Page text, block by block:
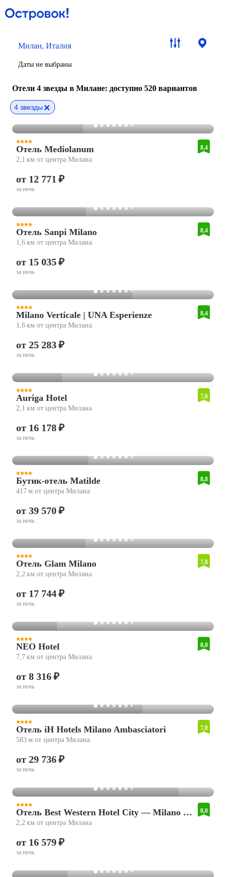
Милан, Италия
Даты не выбраны
Отели 4 звезды в Милане: доступно 520 вариантов
4 звезды
Отель Mediolanum
2,1 км от центра Милана
8,4
от 12 771 ₽
за ночь
Отель Sanpi Milano
1,6 км от центра Милана
8,4
от 15 035 ₽
за ночь
Milano Verticale | UNA Esperienze
1,6 км от центра Милана
8,4
от 25 283 ₽
за ночь
Auriga Hotel
2,1 км от центра Милана
7,6
от 16 178 ₽
за ночь
Бутик-отель Matilde
417 м от центра Милана
8,8
от 39 570 ₽
за ночь
Отель Glam Milano
2,2 км от центра Милана
7,8
от 17 744 ₽
за ночь
NEO Hotel
7,7 км от центра Милана
8,0
от 8 316 ₽
за ночь
Отель iH Hotels Milano Ambasciatori
583 м от центра Милана
7,0
от 29 736 ₽
за ночь
Отель Best Western Hotel City — Milano Centro
2,2 км от центра Милана
8,0
от 16 579 ₽
за ночь